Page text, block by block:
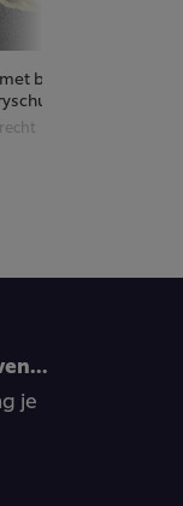
boerenkool en
je